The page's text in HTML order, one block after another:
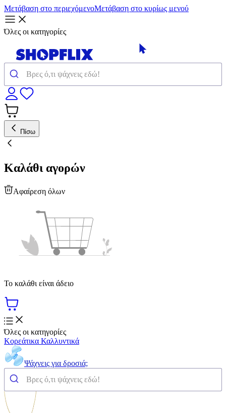
Μετάβαση στο περιεχόμενοΜετάβαση στο κυρίως μενού
Όλες οι κατηγορίες
Πίσω
Καλάθι αγορών
Αφαίρεση όλων
Το καλάθι είναι άδειο
Όλες οι κατηγορίες
Κορεάτικα Καλλυντικά
Ψάχνεις για δροσιά;